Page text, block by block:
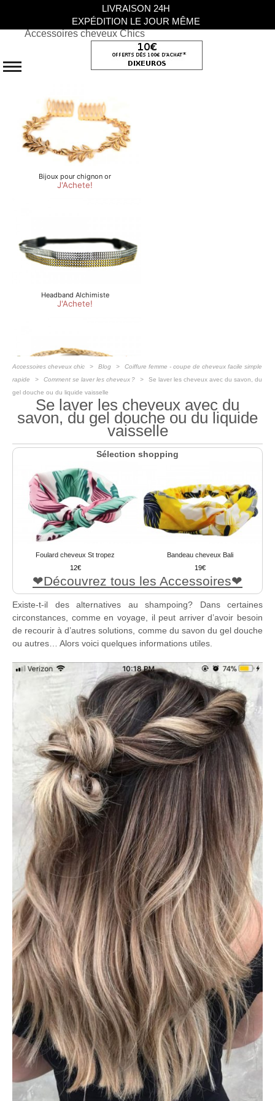
Accessoires cheveux Chics
Accessoires cheveux chic Blog
Coiffure femme - coupe de cheveux facile simple
rapide
Comment se laver les cheveux ?
Se laver les cheveux avec du savon, du
gel douche ou du liquide vaisselle
Se laver les cheveux avec du
savon, du gel douche ou du liquide
vaisselle
Sélection shopping
Foulard cheveux St tropez
12
Bandeau cheveux Bali
19
Découvrez tous les Accessoires
Existe-t-il des alternatives au shampoing? Dans certaines
circonstances, comme en voyage, il peut arriver d’avoir besoin
de recourir à d’autres solutions, comme du savon du gel douche
ou autres… Alors voici quelques informations utiles.
LIVRAISON 24H
EXPÉDITION LE JOUR MÊME